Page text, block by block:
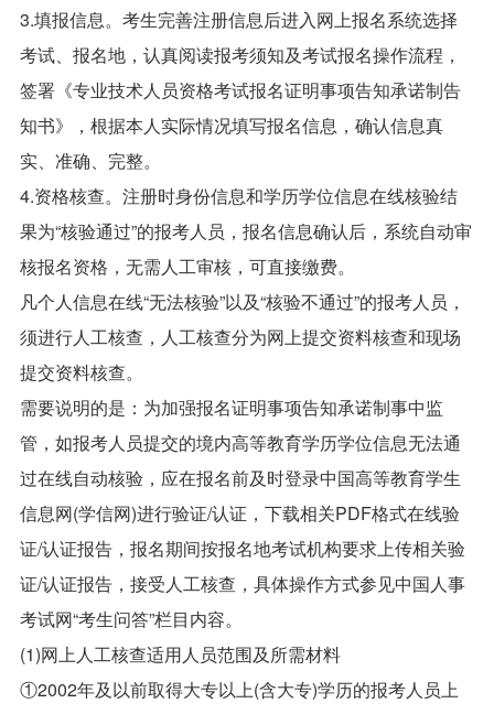
3.填报信息。考生完善注册信息后进入网上报名系统选择
考试、报名地，认真阅读报考须知及考试报名操作流程，
签署《专业技术人员资格考试报名证明事项告知承诺制告
知书》，根据本人实际情况填写报名信息，确认信息真
实、准确、完整。
4.资格核查。注册时身份信息和学历学位信息在线核验结
果为“核验通过”的报考人员，报名信息确认后，系统自动审
核报名资格，无需人工审核，可直接缴费。
凡个人信息在线“无法核验”以及“核验不通过”的报考人员，
须进行人工核查，人工核查分为网上提交资料核查和现场
提交资料核查。
需要说明的是：为加强报名证明事项告知承诺制事中监
管，如报考人员提交的境内高等教育学历学位信息无法通
过在线自动核验，应在报名前及时登录中国高等教育学生
信息网(学信网)进行验证/认证，下载相关PDF格式在线验
证/认证报告，报名期间按报名地考试机构要求上传相关验
证/认证报告，接受人工核查，具体操作方式参见中国人事
考试网“考生问答”栏目内容。
(1)网上人工核查适用人员范围及所需材料
①2002年及以前取得大专以上(含大专)学历的报考人员上